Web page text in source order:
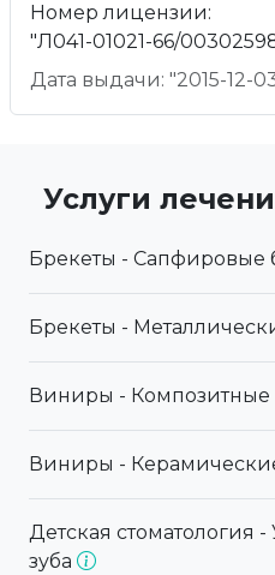
Номер лицензии:
"Л041-01021-66/
Дата выдачи: "2015-12-
Услуги
Брекеты - Сапфировые
Брекеты -
Виниры -
Виниры -
Детская стоматология
зуба